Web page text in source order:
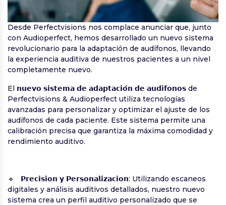
Desde Perfectvisions nos complace anunciar que, junto
con Audioperfect, hemos desarrollado un nuevo sistema
revolucionario para la adaptación de audífonos, llevando
la experiencia auditiva de nuestros pacientes a un nivel
completamente nuevo.
El 𝗻𝘂𝗲𝘃𝗼 𝘀𝗶𝘀𝘁𝗲𝗺𝗮 𝗱𝗲 𝗮𝗱𝗮𝗽𝘁𝗮𝗰𝗶𝗼́𝗻 𝗱𝗲 𝗮𝘂𝗱𝗶𝗳𝗼𝗻𝗼𝘀 de
Perfectvisions & Audioperfect utiliza tecnologías
avanzadas para personalizar y optimizar el ajuste de los
audífonos de cada paciente. Este sistema permite una
calibración precisa que garantiza la máxima comodidad y
rendimiento auditivo.
🔹 𝗣𝗿𝗲𝗰𝗶𝘀𝗶𝗼𝗻 𝘆 𝗣𝗲𝗿𝘀𝗼𝗻𝗮𝗹𝗶𝘇𝗮𝗰𝗶𝗼𝗻: Utilizando escaneos
digitales y análisis auditivos detallados, nuestro nuevo
sistema crea un perfil auditivo personalizado que se